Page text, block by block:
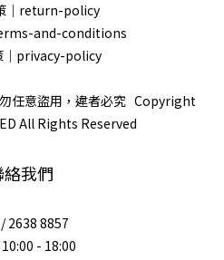
｜return-policy
and-conditions
｜privacy-policy
任意盜用，違者必究 Copyright
All Rights Reserved
絡我們
2638 8857
- 18:00